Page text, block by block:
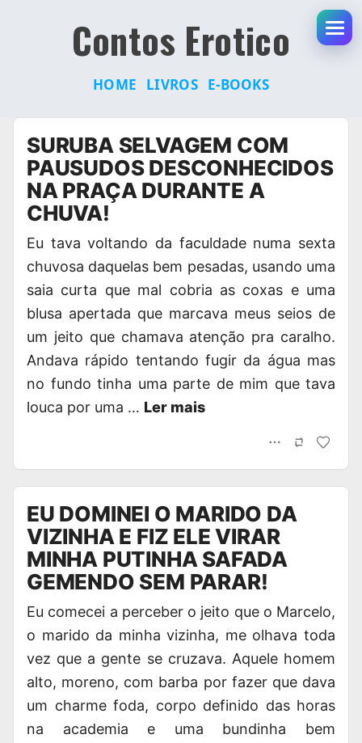
Contos Erotico
HOME LIVROS E-BOOKS
Pular
para
conteúdo
SURUBA SELVAGEM COM
PAUSUDOS DESCONHECIDOS
NA PRAÇA DURANTE A
CHUVA!
Eu tava voltando da faculdade numa sexta
chuvosa daquelas bem pesadas, usando uma
saia curta que mal cobria as coxas e uma
blusa apertada que marcava meus seios de
um jeito que chamava atenção pra caralho.
Andava rápido tentando fugir da água mas
no fundo tinha uma parte de mim que tava
louca por uma … Ler mais
EU DOMINEI O MARIDO DA
VIZINHA E FIZ ELE VIRAR
MINHA PUTINHA SAFADA
GEMENDO SEM PARAR!
Eu comecei a perceber o jeito que o Marcelo,
o marido da minha vizinha, me olhava toda
vez que a gente se cruzava. Aquele homem
alto, moreno, com barba por fazer que dava
um charme foda, corpo definido das horas
na academia e uma bundinha bem